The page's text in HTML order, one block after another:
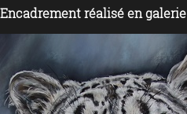
Encadrement réalisé en galerie